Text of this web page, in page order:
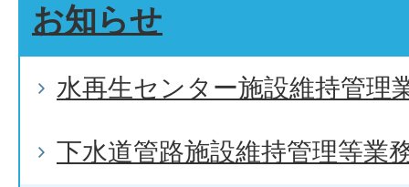
お知らせ
水再生センター施設維持管理
下水道管路施設維持管理等業